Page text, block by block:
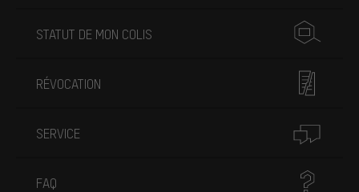
STATUT DE MON COLIS
RÉVOCATION
SERVICE
FAQ